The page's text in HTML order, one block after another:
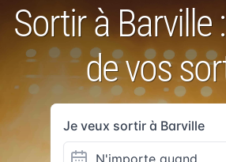
Sortir à Barville
de vos
Je veux sortir à Barville